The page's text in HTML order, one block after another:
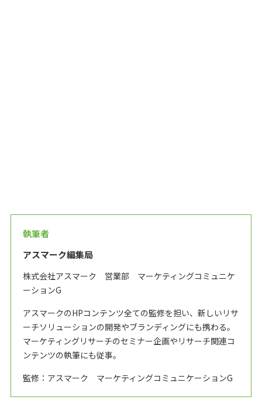
執筆者
アスマーク編集局
株式会社アスマーク 営業部 マーケティングコミュニケ
ーションG
アスマークのHPコンテンツ全ての監修を担い、新しいリサ
ーチソリューションの開発やブランディングにも携わる。
マーケティングリサーチのセミナー企画やリサーチ関連コ
ンテンツの執筆にも従事。
監修：アスマーク マーケティングコミュニケーションG